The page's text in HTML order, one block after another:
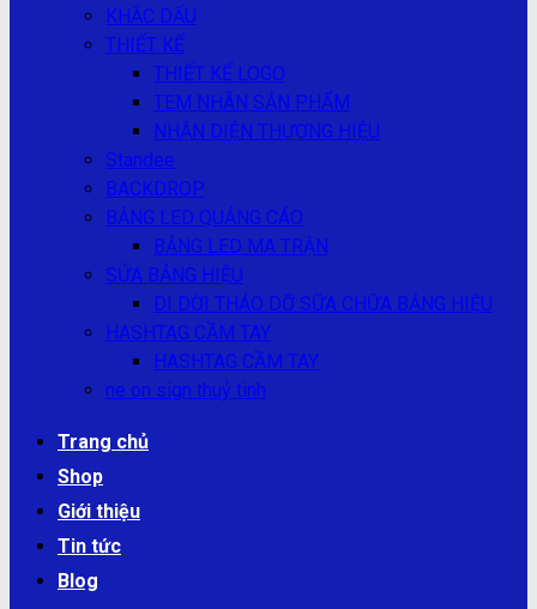
KHẮC DẤU
THIẾT KẾ
THIẾT KẾ LOGO
TEM NHÃN SẢN PHẨM
NHẬN DIỆN THƯƠNG HIỆU
Standee
BACKDROP
BẢNG LED QUẢNG CÁO
BẢNG LED MA TRẬN
SỬA BẢNG HIỆU
DI DỜI THÁO DỠ SỮA CHỮA BẢNG HIỆU
HASHTAG CẦM TAY
HASHTAG CẦM TAY
ne on sign thuỷ tinh
Trang chủ
Shop
Giới thiệu
Tin tức
Blog